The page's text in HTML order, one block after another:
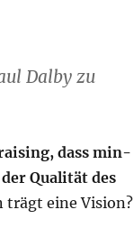
Dal­by zu
dass min­
Qua­li­tät des
trägt eine Vision?